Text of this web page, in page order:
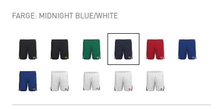
FARGE: MIDNIGHT BLUE/WHITE